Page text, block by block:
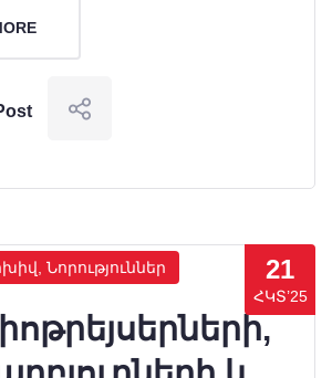
21
ՀԿՏ’25
Նորություններ